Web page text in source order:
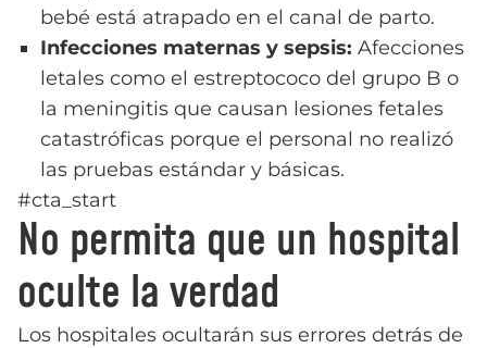
bebé está atrapado en el canal de parto.
Infecciones maternas y sepsis: Afecciones
letales como el estreptococo del grupo B o
la meningitis que causan lesiones fetales
catastróficas porque el personal no realizó
las pruebas estándar y básicas.
#cta_start
No permita que un hospital
oculte la verdad
Los hospitales ocultarán sus errores detrás de